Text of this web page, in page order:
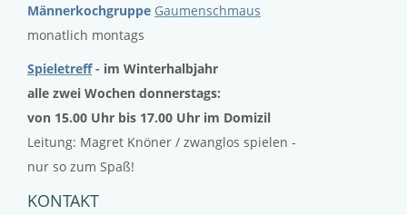
Männerkochgruppe Gaumenschmaus
monatlich montags
Spieletreff- im Winterhalbjahr
alle zwei Wochen donnerstags:
von 15.00 Uhr bis 17.00 Uhr im Domizil
Leitung: Magret Knöner / zwanglos spielen -
nur so zum Spaß!
KONTAKT